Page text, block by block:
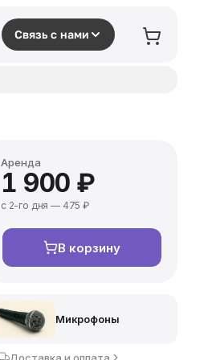
Связь с нами
Аренда
1 900 ₽
с 2-го дня — 475 ₽
В корзину
Микрофоны